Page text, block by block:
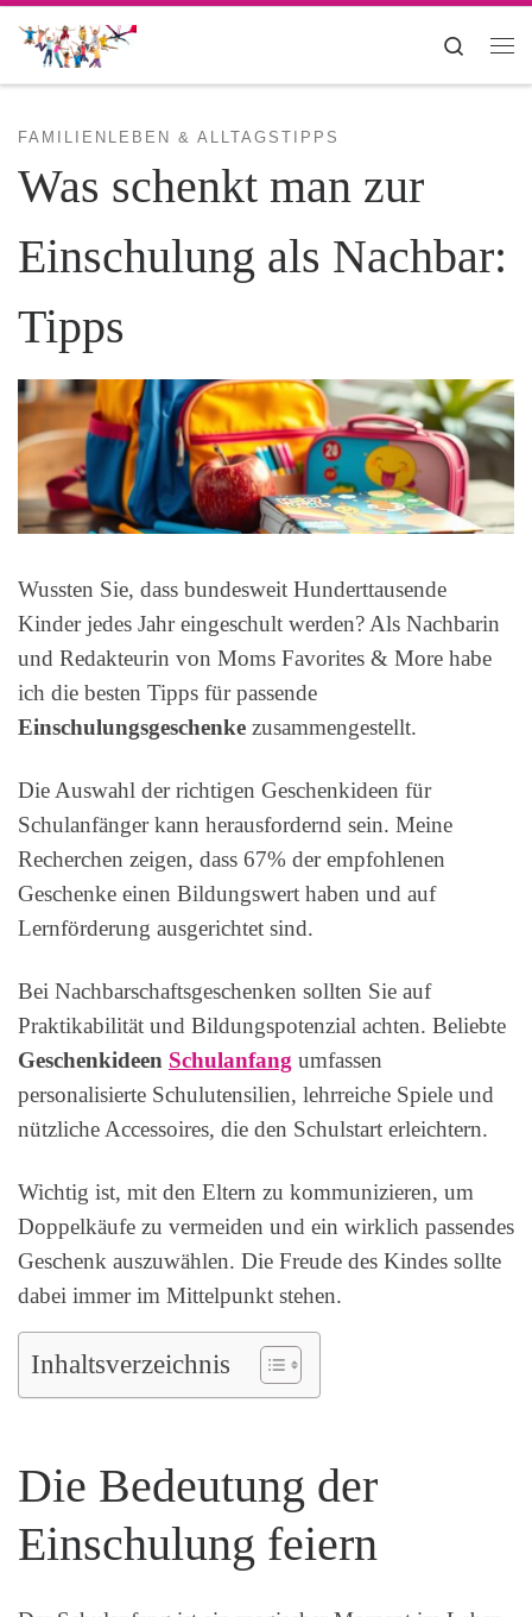
Zum Inhalt springen
Search
FAMILIENLEBEN & ALLTAGSTIPPS
Was schenkt man zur
Einschulung als Nachbar:
Tipps
Wussten Sie, dass bundesweit Hunderttausende
Kinder jedes Jahr eingeschult werden? Als Nachbarin
und Redakteurin von Moms Favorites & More habe
ich die besten Tipps für passende
Einschulungsgeschenke zusammengestellt.
Die Auswahl der richtigen Geschenkideen für
Schulanfänger kann herausfordernd sein. Meine
Recherchen zeigen, dass 67% der empfohlenen
Geschenke einen Bildungswert haben und auf
Lernförderung ausgerichtet sind.
Bei Nachbarschaftsgeschenken sollten Sie auf
Praktikabilität und Bildungspotenzial achten. Beliebte
Geschenkideen Schulanfang umfassen
personalisierte Schulutensilien, lehrreiche Spiele und
nützliche Accessoires, die den Schulstart erleichtern.
Wichtig ist, mit den Eltern zu kommunizieren, um
Doppelkäufe zu vermeiden und ein wirklich passendes
Geschenk auszuwählen. Die Freude des Kindes sollte
dabei immer im Mittelpunkt stehen.
Inhaltsverzeichnis
Die Bedeutung der
Einschulung feiern